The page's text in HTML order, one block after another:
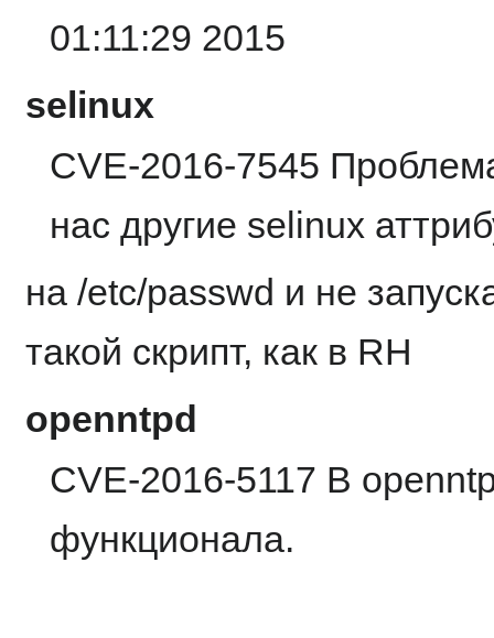
01:11:29 2015
selinux
CVE-2016-7545
нас другие selinux
на /etc/passwd и не
такой скрипт, как в RH
openntpd
CVE-2016-5117 В
функционала.